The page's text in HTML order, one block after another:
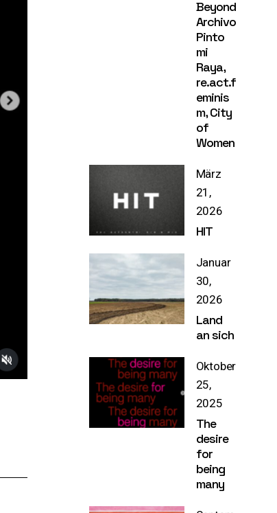
Beyond
Archivo
Pinto
mi
Raya,
re.act.f
eminis
m, City
of
Women
März
21,
2026
HIT
Januar
30,
2026
Land
an sich
Oktober
25,
2025
The
desire
for
being
many